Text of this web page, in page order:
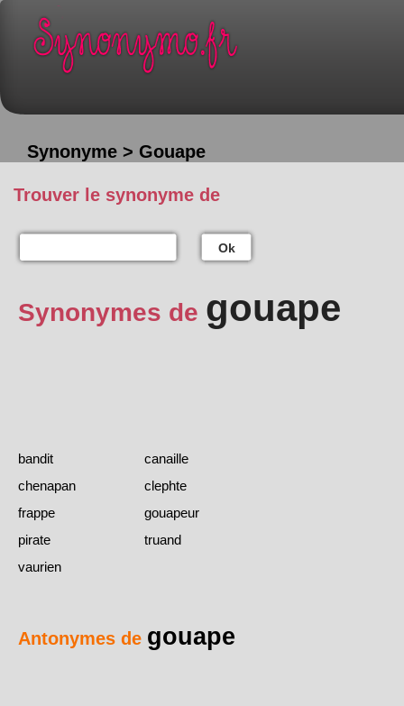
Synonyme > Gouape
Trouver le synonyme de
Ok
Synonymes de gouape
bandit
canaille
chenapan
clephte
frappe
gouapeur
pirate
truand
vaurien
Antonymes de gouape